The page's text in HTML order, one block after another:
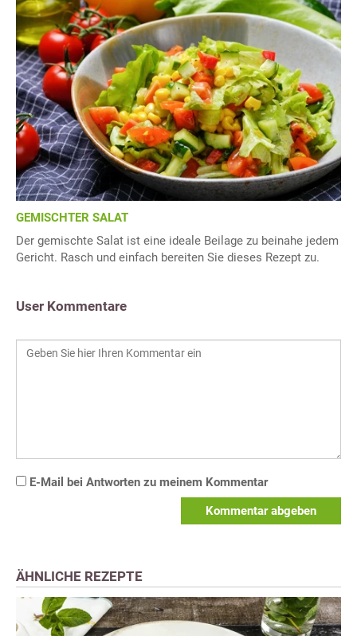
GEMISCHTER SALAT
Der gemischte Salat ist eine ideale Beilage zu beinahe jedem
Gericht. Rasch und einfach bereiten Sie dieses Rezept zu.
User Kommentare
E-Mail bei Antworten zu meinem Kommentar
Kommentar abgeben
ÄHNLICHE REZEPTE